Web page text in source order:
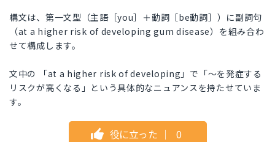
構文は、第一文型（主語［you］＋動詞［be動詞］）に副詞句
（at a higher risk of developing gum disease）を組み合わ
せて構成します。
文中の 「at a higher risk of developing」で「〜を発症する
リスクが高くなる」という具体的なニュアンスを持たせていま
す。
役に立った ｜ 0